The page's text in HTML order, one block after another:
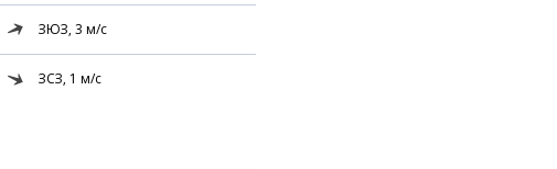
ЗЮЗ, 3 м/с
ЗСЗ, 1 м/с